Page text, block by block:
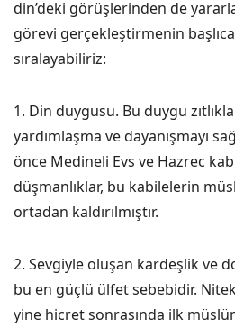
din’deki görüşlerinden de
görevi gerçekleştirmenin başlıca
sıralayabiliriz:
1. Din duygusu. Bu duygu
yardımlaşma ve dayanışmayı
önce Medineli Evs ve Hazrec
düşmanlıklar, bu kabilelerin
ortadan kaldırılmıştır.
2. Sevgiyle oluşan kardeşlik ve
bu en güçlü ülfet sebebidir.
yine hicret sonrasında ilk